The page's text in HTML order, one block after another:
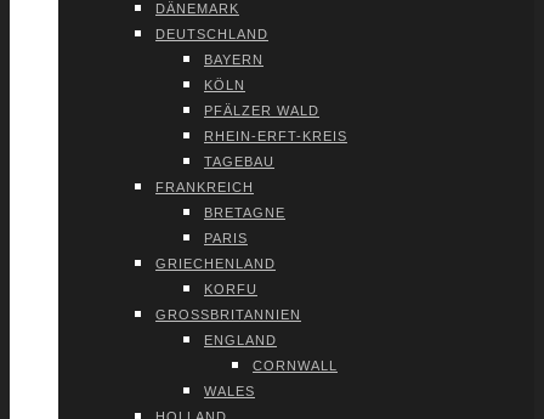
DÄNE­MARK
DEUTSCH­LAND
BAY­ERN
KÖLN
PFÄL­ZER WALD
RHEIN-ERFT-KREIS
TAGE­BAU
FRANK­REICH
BRE­TA­GNE
PARIS
GRIE­CHEN­LAND
KOR­FU
GROSS­BRI­TAN­NI­EN
ENG­LAND
CORN­WALL
WALES